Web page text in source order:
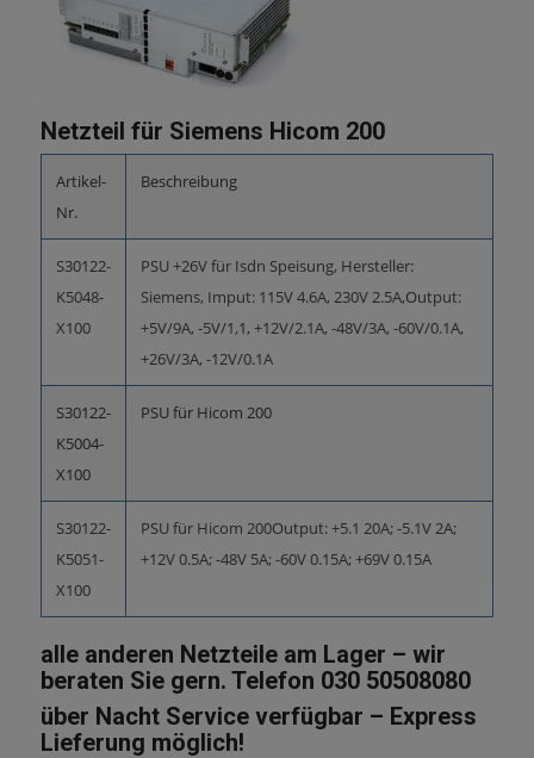
Netzteil für Siemens Hicom 200
Artikel-
Nr.
Beschreibung
S30122-
K5048-
X100
PSU +26V für Isdn Speisung, Hersteller:
Siemens, Imput: 115V 4.6A, 230V 2.5A,Output:
+5V/9A, -5V/1,1, +12V/2.1A, -48V/3A, -60V/0.1A,
+26V/3A, -12V/0.1A
S30122-
K5004-
X100
PSU für Hicom 200
S30122-
K5051-
X100
PSU für Hicom 200Output: +5.1 20A; -5.1V 2A;
+12V 0.5A; -48V 5A; -60V 0.15A; +69V 0.15A
alle anderen Netzteile am Lager – wir
beraten Sie gern. Telefon 030 50508080
über Nacht Service verfügbar – Express
Lieferung möglich!